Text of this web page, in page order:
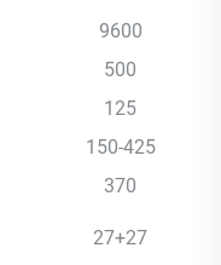
9600
500
125
150-425
370
27+27